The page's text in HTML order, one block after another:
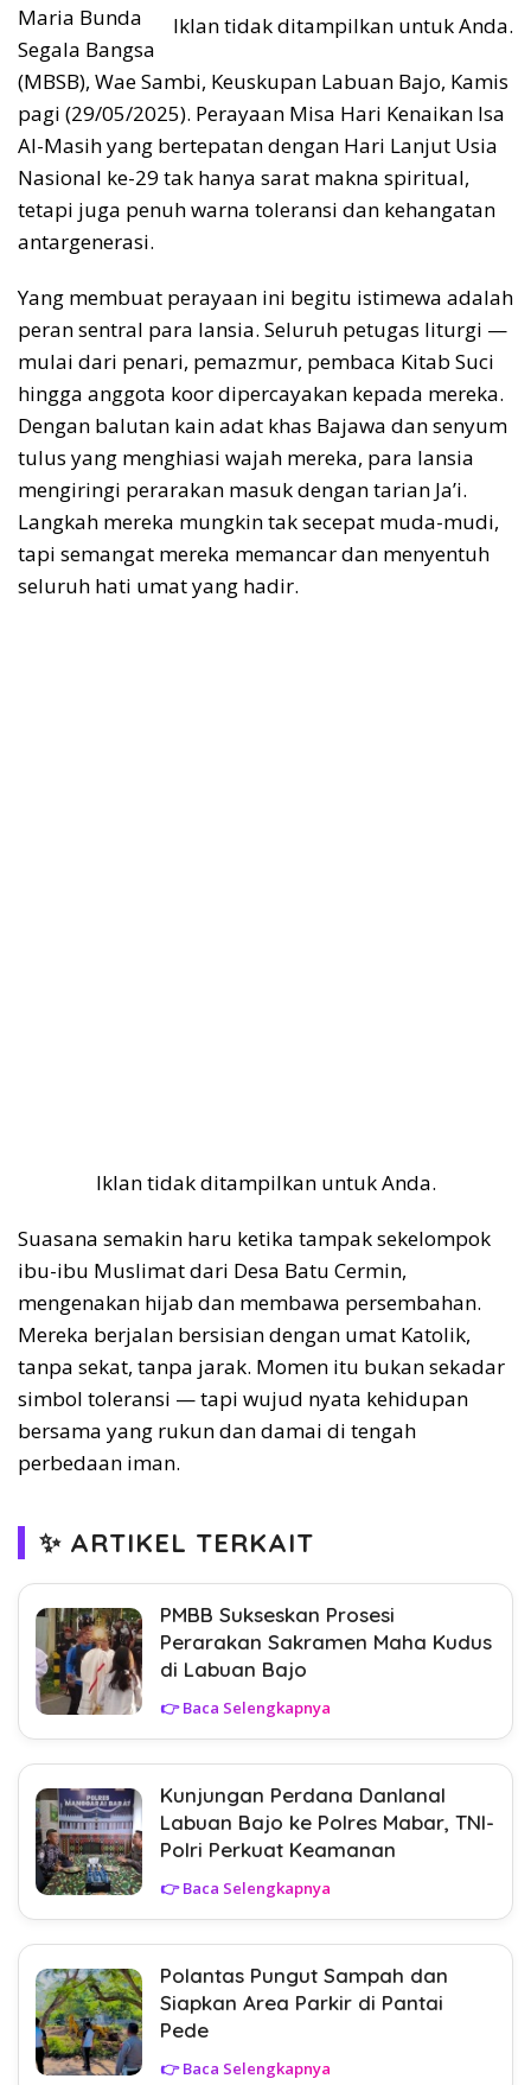
Iklan tidak ditampilkan untuk Anda.
Maria Bunda
Segala Bangsa
(MBSB), Wae Sambi, Keuskupan Labuan Bajo, Kamis
pagi (29/05/2025). Perayaan Misa Hari Kenaikan Isa
Al-Masih yang bertepatan dengan Hari Lanjut Usia
Nasional ke-29 tak hanya sarat makna spiritual,
tetapi juga penuh warna toleransi dan kehangatan
antargenerasi.
Yang membuat perayaan ini begitu istimewa adalah
peran sentral para lansia. Seluruh petugas liturgi —
mulai dari penari, pemazmur, pembaca Kitab Suci
hingga anggota koor dipercayakan kepada mereka.
Dengan balutan kain adat khas Bajawa dan senyum
tulus yang menghiasi wajah mereka, para lansia
mengiringi perarakan masuk dengan tarian Ja’i.
Langkah mereka mungkin tak secepat muda-mudi,
tapi semangat mereka memancar dan menyentuh
seluruh hati umat yang hadir.
Iklan tidak ditampilkan untuk Anda.
Suasana semakin haru ketika tampak sekelompok
ibu-ibu Muslimat dari Desa Batu Cermin,
mengenakan hijab dan membawa persembahan.
Mereka berjalan bersisian dengan umat Katolik,
tanpa sekat, tanpa jarak. Momen itu bukan sekadar
simbol toleransi — tapi wujud nyata kehidupan
bersama yang rukun dan damai di tengah
perbedaan iman.
✨ ARTIKEL TERKAIT
PMBB Sukseskan Prosesi
Perarakan Sakramen Maha Kudus
di Labuan Bajo
👉 Baca Selengkapnya
Kunjungan Perdana Danlanal
Labuan Bajo ke Polres Mabar, TNI-
Polri Perkuat Keamanan
👉 Baca Selengkapnya
Polantas Pungut Sampah dan
Siapkan Area Parkir di Pantai
Pede
👉 Baca Selengkapnya